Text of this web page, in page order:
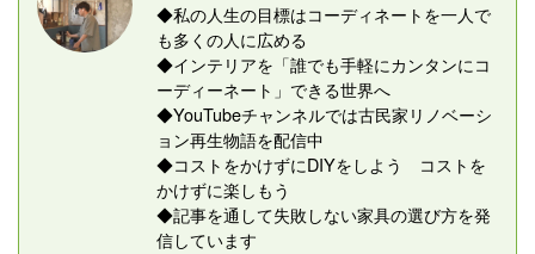
◆私の人生の目標はコーディネートを一人で
も多くの人に広める
◆インテリアを「誰でも手軽にカンタンにコ
ーディーネート」できる世界へ
◆YouTubeチャンネルでは古民家リノベーシ
ョン再生物語を配信中
◆コストをかけずにDIYをしよう コストを
かけずに楽しもう
◆記事を通して失敗しない家具の選び方を発
信しています